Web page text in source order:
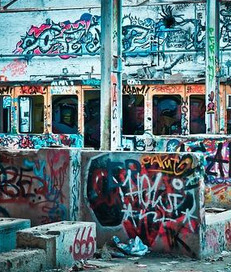
českém
slovníku